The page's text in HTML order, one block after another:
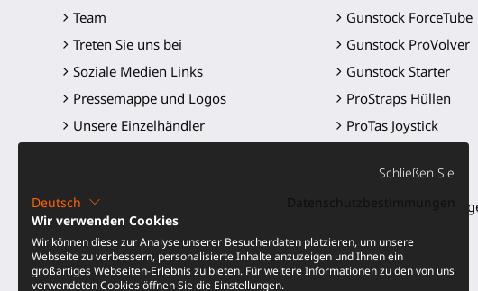
Team
Treten Sie uns bei
Soziale Medien Links
Pressemappe und Logos
Unsere Einzelhändler
Gunstock ForceTube
Gunstock ProVolver
Gunstock Starter
ProStraps Hüllen
ProTas Joystick
ProSaber Klinge
Controller-
Alle Produkte
Schließen Sie
Deutsch
Wir verwenden Cookies
Wir können diese zur Analyse unserer Besucherdaten platzieren, um unsere
Webseite zu verbessern, personalisierte Inhalte anzuzeigen und Ihnen ein
großartiges Webseiten-Erlebnis zu bieten. Für weitere Informationen zu den von uns
verwendeten Cookies öffnen Sie die Einstellungen.